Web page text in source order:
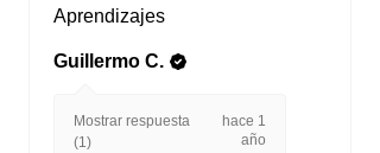
Aprendizajes
Guillermo C.
Mostrar respuesta
(1)
hace 1
año